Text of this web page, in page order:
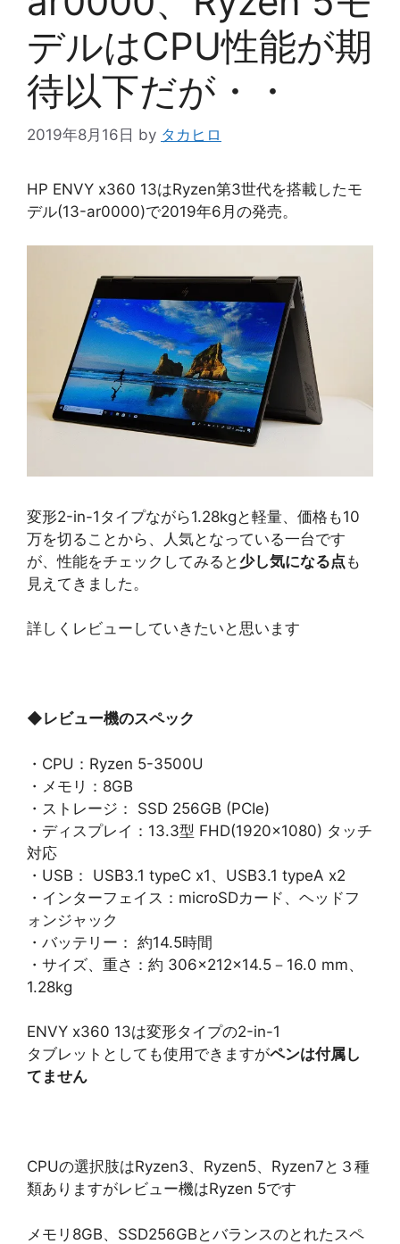
デルはCPU性能が期
待以下だが・・
2019年8月16日 by タカヒロ
HP ENVY x360 13はRyzen第3世代を搭載したモ
デル(13-ar0000)で2019年6月の発売。
変形2-in-1タイプながら1.28kgと軽量、価格も10
万を切ることから、人気となっている一台です
が、性能をチェックしてみると 少し気になる点 も
見えてきました。
詳しくレビューしていきたいと思います
◆レビュー機のスペック
・CPU：Ryzen 5-3500U
・メモリ：8GB
・ストレージ： SSD 256GB (PCIe)
・ディスプレイ：13.3型 FHD(1920×1080) タッチ
対応
・USB： USB3.1 typeC x1、USB3.1 typeA x2
・インターフェイス：microSDカード、ヘッドフ
ォンジャック
・バッテリー： 約14.5時間
・サイズ、重さ：約 306×212×14.5－16.0 mm、
1.28kg
ENVY x360 13は変形タイプの2-in-1
タブレットとしても使用できますがペンは付属し
てません
CPUの選択肢はRyzen3、Ryzen5、Ryzen7と３種
類ありますがレビュー機はRyzen 5です
メモリ8GB、SSD256GBとバランスのとれたスペ